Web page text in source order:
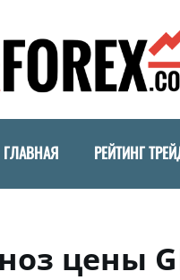
ГЛАВНАЯ РЕЙТИНГ
цены